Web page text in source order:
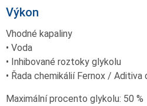
Výkon
Vhodné kapaliny
• Voda
• Inhibované roztoky glykolu
• Řada chemikálií Fernox / Aditiva
Maximální procento glykolu: 50 %